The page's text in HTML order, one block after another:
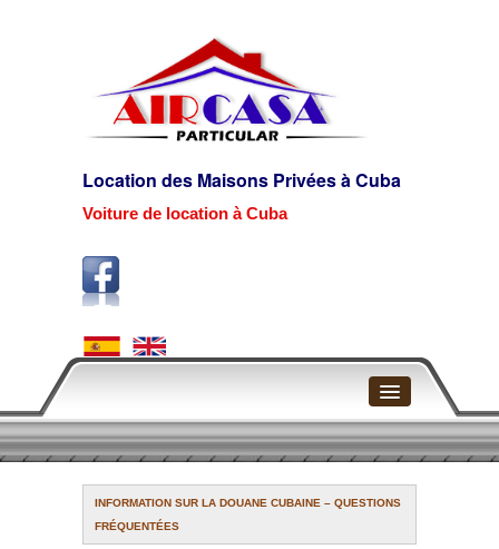
Location des Maisons Privées à Cuba
Voiture de location à Cuba
Page d'accueil
La Havane
INFORMATION SUR LA DOUANE CUBAINE – QUESTIONS
FRÉQUENTÉES